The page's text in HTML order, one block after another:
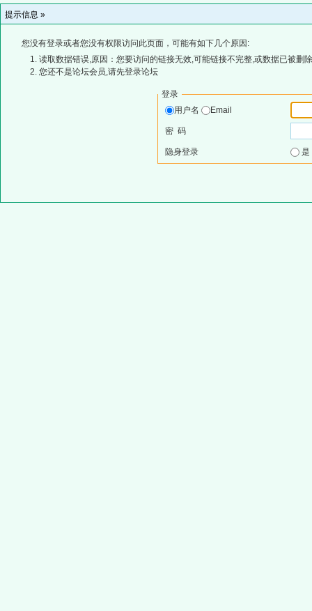
提示信息 »
您没有登录或者您没有权限访问此页面，可能有如下几个原因:
读取数据错误,原因：您要访问的链接无效,可能链接不完整,或数据已被删
您还不是论坛会员,请先登录论坛
登录
用户名
Email
密 码
隐身登录